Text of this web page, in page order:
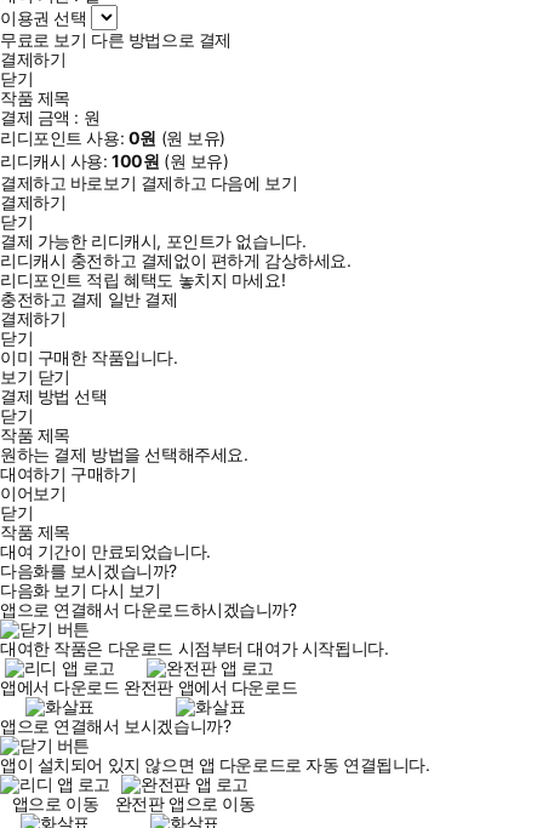
이용권 선택
무료로 보기 다른 방법으로 결제
결제하기
닫기
작품 제목
결제 금액 : 원
리디포인트 사용: 0원 (원 보유)
리디캐시 사용:100원 (원 보유)
결제하고 바로보기 결제하고 다음에 보기
결제하기
닫기
결제 가능한 리디캐시, 포인트가 없습니다.
리디캐시 충전하고 결제없이 편하게 감상하세요.
리디포인트 적립 혜택도 놓치지 마세요!
충전하고 결제 일반 결제
결제하기
닫기
이미 구매한 작품입니다.
보기 닫기
결제 방법 선택
닫기
작품 제목
원하는 결제 방법을 선택해주세요.
대여하기 구매하기
이어보기
닫기
작품 제목
대여 기간이 만료되었습니다.
다음화를 보시겠습니까?
다음화 보기 다시 보기
앱으로 연결해서 다운로드하시겠습니까?
대여한 작품은 다운로드 시점부터 대여가 시작됩니다.
앱에서 다운로드 완전판 앱에서 다운로드
앱으로 연결해서 보시겠습니까?
앱이 설치되어 있지 않으면 앱 다운로드로 자동 연결됩니다.
앱으로 이동
완전판 앱으로 이동